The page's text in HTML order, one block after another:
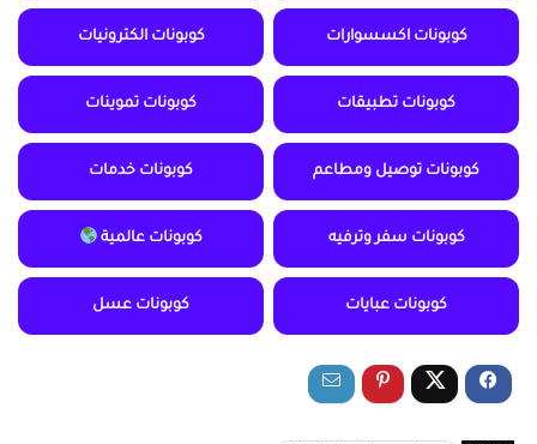
كوبونات اكسسوارات كوبونات الكترونيات
كوبونات تطبيقات كوبونات تموينات
كوبونات توصيل ومطاعم كوبونات خدمات
كوبونات سفر وترفيه كوبونات عالمية
كوبونات عبايات كوبونات عسل